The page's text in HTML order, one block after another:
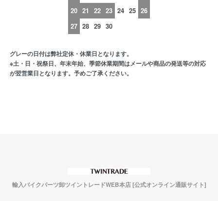
20 21 22 23 24 25 26
27 28 29 30
グレーの日付は弊社定休・休業日となります。
※土・日・祝祭日、年末年始、季節休業期間はメールや商品の発送等の対応
が翌営業日となります。予めご了承ください。
輸入バイクパーツ卸ツイントレードWEB本店 [公式オンライン通販サイト]